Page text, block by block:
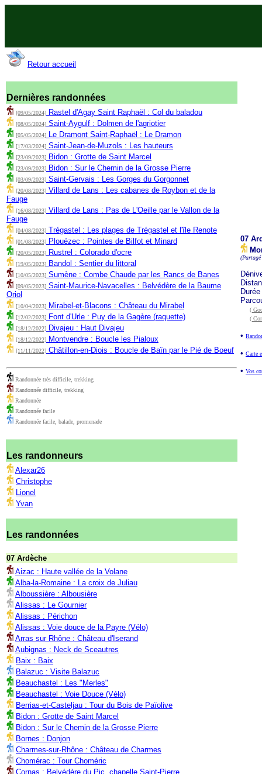
Retour accueil
Dernières randonnées
[09/05/2024] Rastel d'Agay Saint Raphaël : Col du baladou
[08/05/2024] Saint-Aygulf : Dolmen de l'agriotier
[05/05/2024] Le Dramont Saint-Raphaël : Le Dramon
[17/03/2024] Saint-Jean-de-Muzols : Les hauteurs
[23/09/2023] Bidon : Grotte de Saint Marcel
[23/09/2023] Bidon : Sur le Chemin de la Grosse Pierre
[03/09/2023] Saint-Gervais : Les Gorges du Gorgonnet
[20/08/2023] Villard de Lans : Les cabanes de Roybon et de la
Fauge
[16/08/2023] Villard de Lans : Pas de L'Oeille par le Vallon de la
Fauge
[04/08/2023] Trégastel : Les plages de Trégastel et l'île Renote
[01/08/2023] Plouézec : Pointes de Bilfot et Minard
[20/05/2023] Rustrel : Colorado d'ocre
[19/05/2023] Bandol : Sentier du littoral
[10/05/2023] Sumène : Combe Chaude par les Rancs de Banes
[09/05/2023] Saint-Maurice-Navacelles : Belvédère de la Baume
Oriol
[10/04/2023] Mirabel-et-Blacons : Château du Mirabel
[12/02/2023] Font d'Urle : Puy de la Gagère (raquette)
[18/12/2022] Divajeu : Haut Divajeu
[18/12/2022] Montvendre : Boucle les Pialoux
[11/11/2022] Châtillon-en-Diois : Boucle de Baïn par le Pié de Boeuf
Randonnée très difficile, trekking
Randonnée difficile, trekking
Randonnée
Randonnée facile
Randonnée facile, balade, promenade
Les randonneurs
Alexar26
Christophe
Lionel
Yvan
Les randonnées
07 Ardèche
Aizac : Haute vallée de la Volane
Alba-la-Romaine : La croix de Juliau
Alboussière : Albousière
Alissas : Le Gournier
Alissas : Périchon
Alissas : Voie douce de la Payre (Vélo)
Arras sur Rhône : Château d'Iserand
Aubignas : Neck de Sceautres
Baix : Baix
Balazuc : Visite Balazuc
Beauchastel : Les "Merles"
Beauchastel : Voie Douce (Vélo)
Berrias-et-Casteljau : Tour du Bois de Païolive
Bidon : Grotte de Saint Marcel
Bidon : Sur le Chemin de la Grosse Pierre
Bornes : Donjon
Charmes-sur-Rhône : Château de Charmes
Chomérac : Tour Choméric
Cornas : Belvédère du Pic, chapelle Saint-Pierre
07
(
(
•
• Carte
• Vos